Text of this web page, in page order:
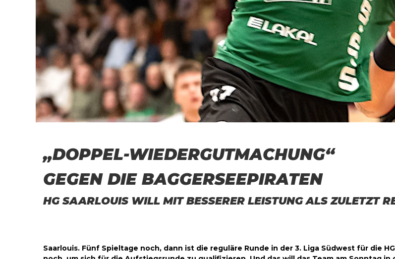
„DOPPEL-WIEDERGUTMACHUNG“
GEGEN DIE BAGGERSEEPIRATEN
HG SAARLOUIS WILL MIT BESSERER LEISTUNG ALS ZULETZT
Saarlouis. Fünf Spieltage noch, dann ist die reguläre Runde in der 3. Liga Südwest für die